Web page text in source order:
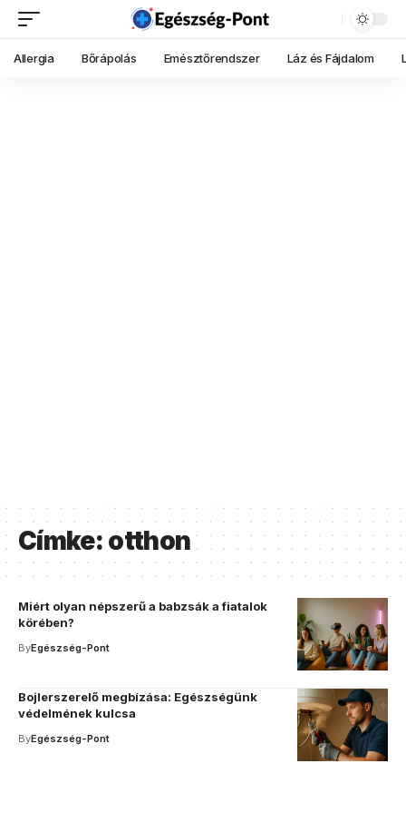
Allergia Bőrápolás Emésztőrendszer Láz és Fájdalom
Címke: otthon
Miért olyan népszerű a babzsák a fiatalok
körében?
ByEgészség-Pont
Bojlerszerelő megbízása: Egészségünk
védelmének kulcsa
ByEgészség-Pont